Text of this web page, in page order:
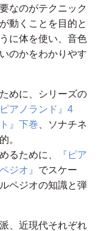
なのがテクニック
動くことを目的と
に体を使い、音色
のかをわかりやす
めに、シリーズの
ピアノランド』4
』下巻 、ソナチネ
。
るために、
『ピア
ジオ』 でスケー
ペジオの知識と弾
、近現代それぞれ